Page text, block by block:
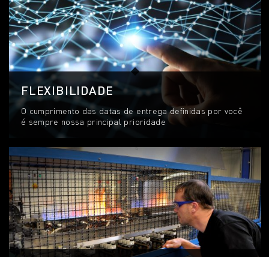
FLEXIBILIDADE
O cumprimento das datas de entrega definidas por você
é sempre nossa principal prioridade